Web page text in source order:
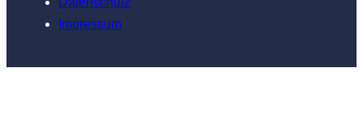
Impressum